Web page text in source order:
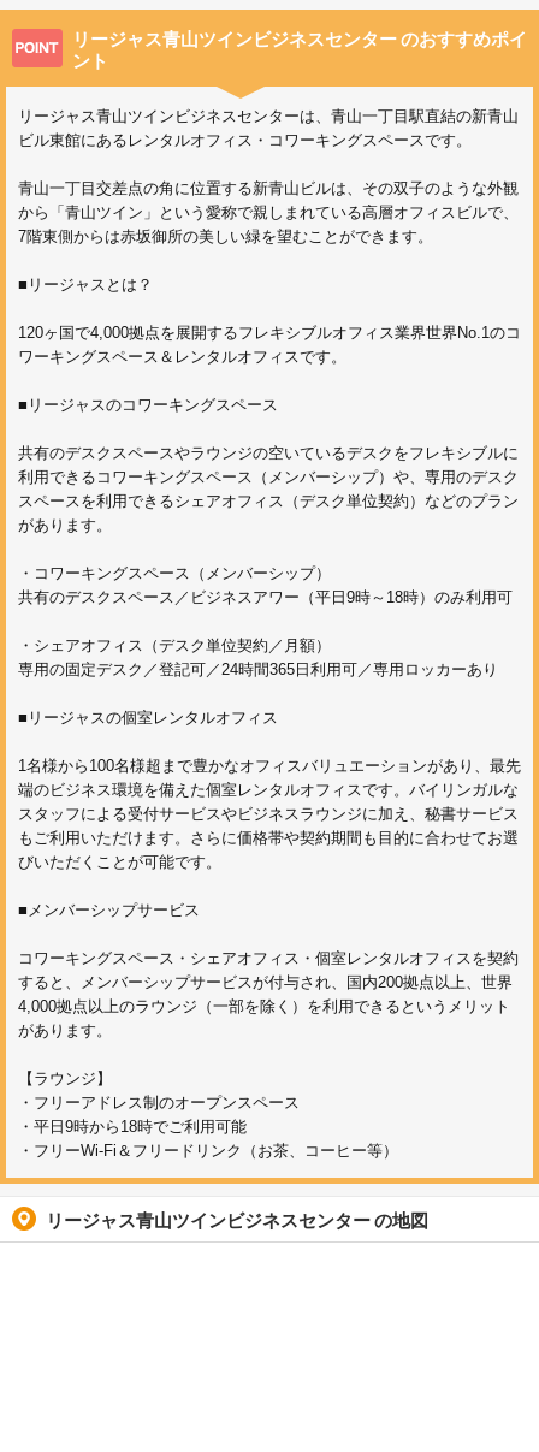
リージャス青山ツインビジネスセンターのおすすめポイ
ント
リージャス青山ツインビジネスセンターは、青山一丁目駅直結の新青山
ビル東館にあるレンタルオフィス・コワーキングスペースです。
青山一丁目交差点の角に位置する新青山ビルは、その双子のような外観
から「青山ツイン」という愛称で親しまれている高層オフィスビルで、
7階東側からは赤坂御所の美しい緑を望むことができます。
■リージャスとは？
120ヶ国で4,000拠点を展開するフレキシブルオフィス業界世界No.1のコ
ワーキングスペース＆レンタルオフィスです。
■リージャスのコワーキングスペース
共有のデスクスペースやラウンジの空いているデスクをフレキシブルに
利用できるコワーキングスペース（メンバーシップ）や、専用のデスク
スペースを利用できるシェアオフィス（デスク単位契約）などのプラン
があります。
・コワーキングスペース（メンバーシップ）
共有のデスクスペース／ビジネスアワー（平日9時～18時）のみ利用可
・シェアオフィス（デスク単位契約／月額）
専用の固定デスク／登記可／24時間365日利用可／専用ロッカーあり
■リージャスの個室レンタルオフィス
1名様から100名様超まで豊かなオフィスバリュエーションがあり、最先
端のビジネス環境を備えた個室レンタルオフィスです。バイリンガルな
スタッフによる受付サービスやビジネスラウンジに加え、秘書サービス
もご利用いただけます。さらに価格帯や契約期間も目的に合わせてお選
びいただくことが可能です。
■メンバーシップサービス
コワーキングスペース・シェアオフィス・個室レンタルオフィスを契約
すると、メンバーシップサービスが付与され、国内200拠点以上、世界
4,000拠点以上のラウンジ（一部を除く）を利用できるというメリット
があります。
【ラウンジ】
・フリーアドレス制のオープンスペース
・平日9時から18時でご利用可能
・フリーWi-Fi＆フリードリンク（お茶、コーヒー等）
リージャス青山ツインビジネスセンターの地図